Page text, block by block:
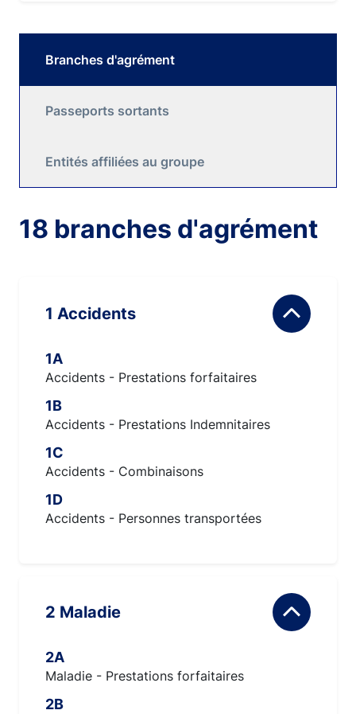
Branches d'agrément
Passeports sortants
Entités affiliées au groupe
18 branches d'agrément
1 Accidents
1A
Accidents - Prestations forfaitaires
1B
Accidents - Prestations Indemnitaires
1C
Accidents - Combinaisons
1D
Accidents - Personnes transportées
2 Maladie
2A
Maladie - Prestations forfaitaires
2B